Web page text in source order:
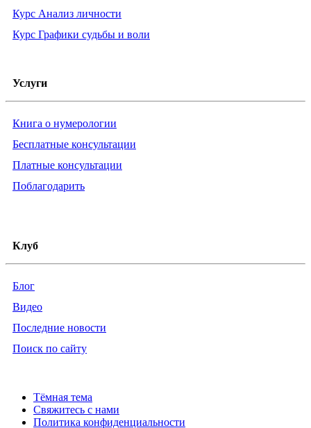
Курс Анализ личности
Курс Графики судьбы и воли
Услуги
Книга о нумерологии
Бесплатные консультации
Платные консультации
Поблагодарить
Клуб
Блог
Видео
Последние новости
Поиск по сайту
Тёмная тема
Свяжитесь с нами
Политика конфиденциальности